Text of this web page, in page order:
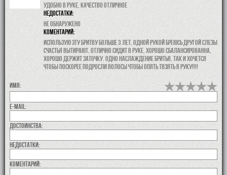
Удобно в руке, качество отличное
недостатки:
Не обнаружено
коментарий:
Использую эту бритву больше 3 лет, одной рукой бреюсь другой слезы
счастья вытирают, отлично сидит в руке, хорошо сбалансированна,
хорошо держит заточку. Одно наслаждение бритья, так и хочется
чтобы поскорее подросли волосы чтобы опять твзять в руку!!!!
Имя:
E-MAIL:
Достоинства:
недостатки:
коментарий: